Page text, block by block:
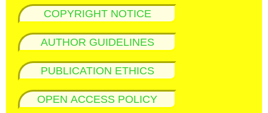
COPYRIGHT NOTICE
AUTHOR GUIDELINES
PUBLICATION ETHICS
OPEN ACCESS POLICY